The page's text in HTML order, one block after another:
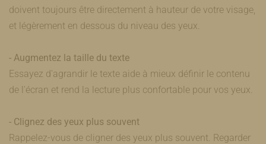
doivent toujours être directement à hauteur de votre visage,
et légèrement en dessous du niveau des yeux.
- Augmentez la taille du texte
Essayez d'agrandir le texte aide à mieux définir le contenu
de l'écran et rend la lecture plus confortable pour vos yeux.
- Clignez des yeux plus souvent
Rappelez-vous de cligner des yeux plus souvent. Regarder